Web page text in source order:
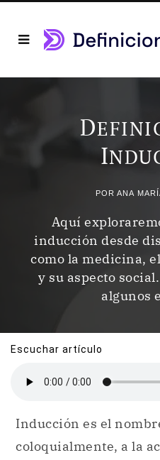
D
I
PORANA
Aquí
inducción desde
como la medicina,
y su aspecto
algunos
Escuchar artículo
Inducción es el
coloquialmente, a la